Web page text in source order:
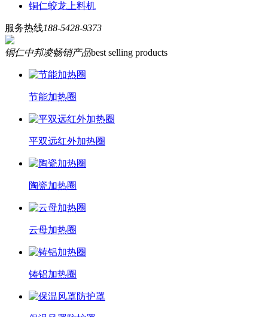
铜仁蛟龙上料机
服务热线188-5428-9373
铜仁中邦凌畅销产品best selling products
节能加热圈
平双远红外加热圈
陶瓷加热圈
云母加热圈
铸铝加热圈